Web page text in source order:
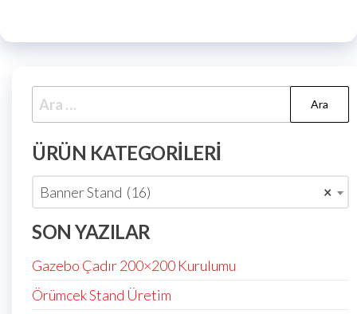
ÜRÜN KATEGORILERI
×
Banner Stand (16)
SON YAZILAR
Gazebo Çadır 200×200 Kurulumu
Örümcek Stand Üretim